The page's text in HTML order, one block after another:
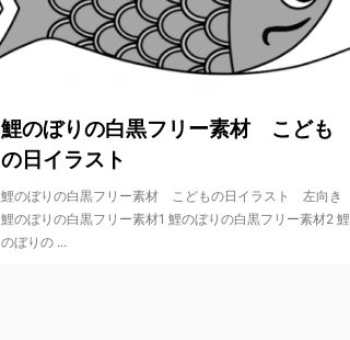
鯉のぼりの白黒フリー素材 こども
の日イラスト
鯉のぼりの白黒フリー素材 こどもの日イラスト 左向き
鯉のぼりの白黒フリー素材1 鯉のぼりの白黒フリー素材2 鯉
のぼりの ...